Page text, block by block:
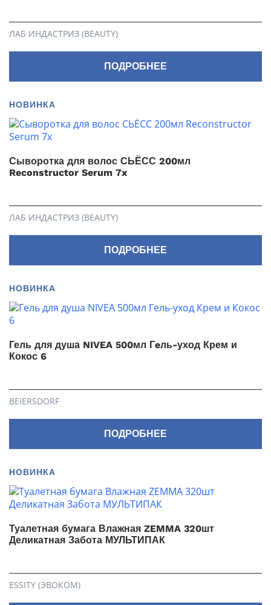
ЛАБ ИНДАСТРИЗ (BEAUTY)
ПОДРОБНЕЕ
НОВИНКА
Сыворотка для волос СЬЁСС 200мл
Reconstructor Serum 7x
ЛАБ ИНДАСТРИЗ (BEAUTY)
ПОДРОБНЕЕ
НОВИНКА
Гель для душа NIVEA 500мл Гeль-уход Крем и
Кокос 6
BEIERSDORF
ПОДРОБНЕЕ
НОВИНКА
Туалетная бумага Влажная ZEMMA 320шт
Деликатная Забота МУЛЬТИПАК
ESSITY (ЭВОКОМ)